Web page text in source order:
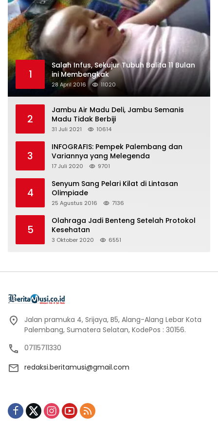
1
Salah Infus, Sekujur Tubuh Balita 11 Bulan
ini Membengkak
28 April 2016 11020
2
Jambu Air Madu Deli, Jambu Semanis
Madu Tidak Berbiji
31 Juli 2021 10614
3
INFOGRAFIS: Pempek Palembang dan
Variannya yang Melegenda
17 Juli 2020 9701
4
Senyum Sang Pelari Kilat di Lintasan
Olimpiade
25 Agustus 2016 7136
5
Olahraga Jadi Benteng Setelah Protokol
Kesehatan
3 Oktober 2020 6551
Jalan pramuka 4, Srijaya, B5, Alang-Alang Lebar Kota
Palembang, Sumatera Selatan, KodePos : 30156.
07115711330
redaksi.beritamusi@gmail.com